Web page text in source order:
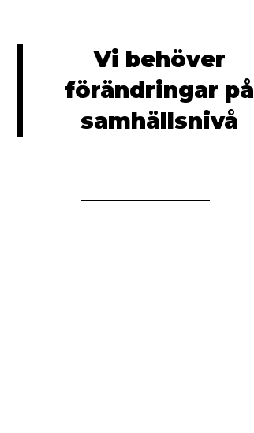
Vi behöver
förändringar på
samhällsnivå